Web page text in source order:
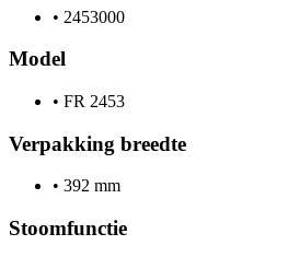
• 2453000
Model
• FR 2453
Verpakking breedte
• 392 mm
Stoomfunctie